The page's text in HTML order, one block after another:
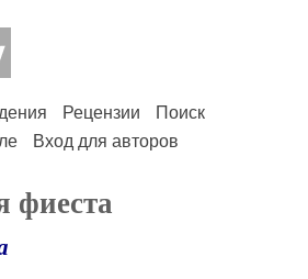
Рецензии
Поиск
Вход для авторов
фиеста